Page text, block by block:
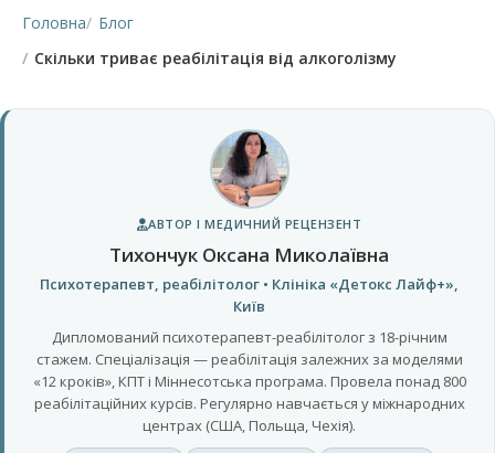
Головна
Блог
Скільки триває реабілітація від алкоголізму
АВТОР І МЕДИЧНИЙ РЕЦЕНЗЕНТ
Тихончук Оксана Миколаївна
Психотерапевт, реабілітолог • Клініка «Детокс Лайф+»,
Київ
Дипломований психотерапевт-реабілітолог з 18-річним
стажем. Спеціалізація — реабілітація залежних за моделями
«12 кроків», КПТ і Міннесотська програма. Провела понад 800
реабілітаційних курсів. Регулярно навчається у міжнародних
центрах (США, Польща, Чехія).